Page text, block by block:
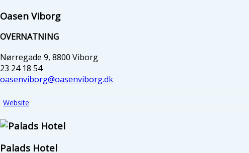
Oasen Viborg
OVERNATNING
Nørregade 9, 8800 Viborg
23 24 18 54
oasenviborg@oasenviborg.dk
Website
Palads Hotel